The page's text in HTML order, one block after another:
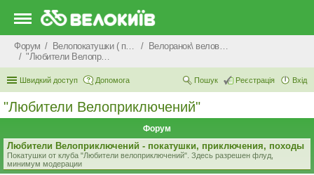
Форум Велопокатушки ( покатеньки), велопоходи, туризм.
Велоранок\ веловечір\ велодень \ велоніч
"Любители Велоприключений"
Швидкий доступ Допомога Вхід
Реєстрація
Пошук
"Любители Велоприключений"
Форум
Любители Велоприключений - покатушки, приключения, походы
Покатушки от клуба "Любители велоприключений". Здесь разрешен флуд,
минимум модерации